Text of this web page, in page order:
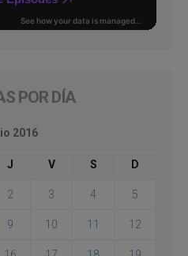
POR DÍA
2016
J V S D
2 3 4 5
9 10 11 12